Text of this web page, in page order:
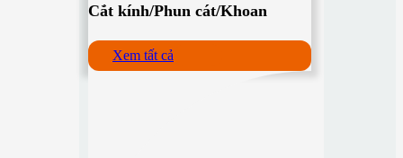
Cắt kính/Phun cát/Khoan
Xem tất cả